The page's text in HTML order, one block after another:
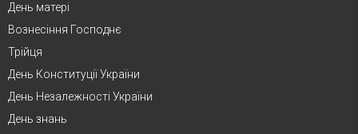
День матері
Вознесіння Господнє
Трійця
День Конституції України
День Незалежності України
День знань